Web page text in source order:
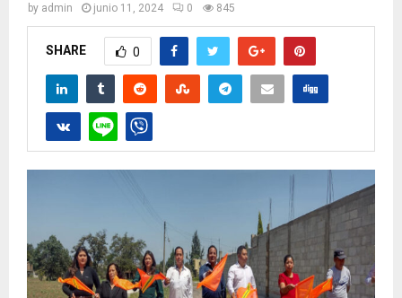
by admin junio 11, 2024 0 845
SHARE 0